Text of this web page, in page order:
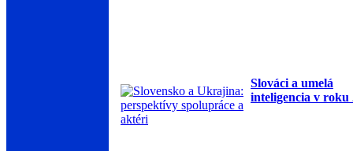
Slováci a umelá
inteligencia v roku